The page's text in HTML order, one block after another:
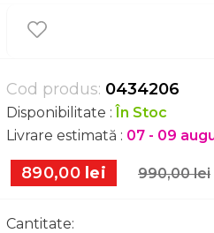
Cod produs: 0434206
Disponibilitate :În Stoc
Livrare estimată : 07 - 09
890,00lei 990,00lei
Cantitate: